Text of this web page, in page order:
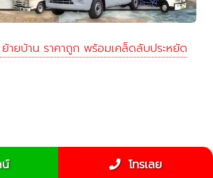
ายบ้าน ราคาถูก พร้อมเคล็ดลับประหยัด
โทรเลย